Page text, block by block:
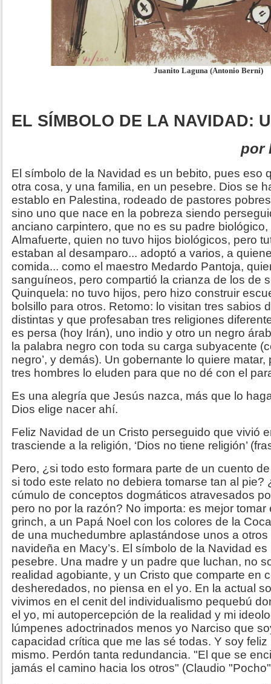
Juanito Laguna (Antonio Berni)
EL SÍMBOLO DE LA NAVIDAD:
por
El símbolo de la Navidad es un bebito, pues eso
otra cosa, y una familia, en un pesebre. Dios se
establo en Palestina, rodeado de pastores
sino uno que nace en la pobreza siendo
anciano carpintero, que no es su padre
Almafuerte, quien no tuvo hijos biológicos, pero
estaban al desamparo... adoptó a varios, a
comida... como el maestro Medardo Pantoja,
sanguíneos, pero compartió la crianza de los de
Quinquela: no tuvo hijos, pero hizo construir
bolsillo para otros. Retomo: lo visitan tres sabios
distintas y que profesaban tres religiones
es persa (hoy Irán), uno indio y otro un negro
la palabra negro con toda su carga subyacente
negro’, y demás). Un gobernante lo quiere
tres hombres lo eluden para que no dé con el
Es una alegría que Jesús nazca, más que lo
Dios elige nacer ahí.
Feliz Navidad de un Cristo perseguido que vivió
trasciende a la religión, ‘Dios no tiene religión’
Pero, ¿si todo esto formara parte de un cuento
si todo este relato no debiera tomarse tan al pie?
cúmulo de conceptos dogmáticos atravesados
pero no por la razón? No importa: es mejor
grinch, a un Papá Noel con los colores de la
de una muchedumbre aplastándose unos a
navideña en Macy’s. El símbolo de la Navidad
pesebre. Una madre y un padre que luchan, no
realidad agobiante, y un Cristo que comparte en
desheredados, no piensa en el yo. En la actual
vivimos en el cenit del individualismo pequebú
el yo, mi autopercepción de la realidad y mi
lúmpenes adoctrinados menos yo Narciso que
capacidad crítica que me las sé todas. Y soy
mismo. Perdón tanta redundancia. "El que se
jamás el camino hacia los otros" (Claudio